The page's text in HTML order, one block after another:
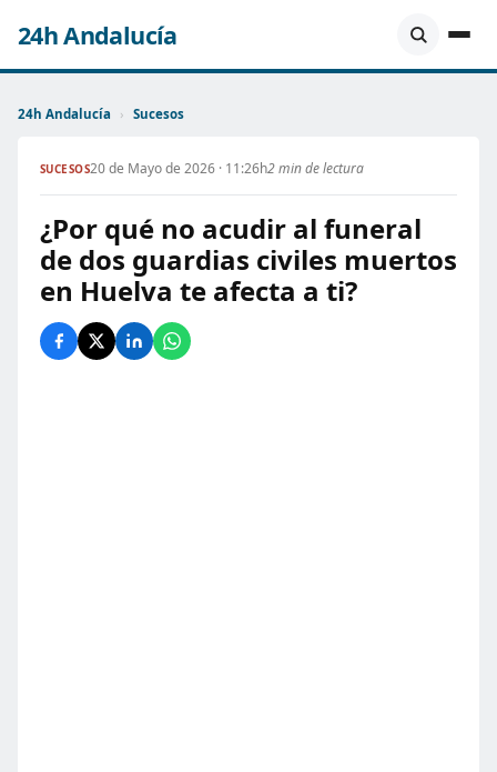
24h Andalucía
24h Andalucía › Sucesos
SUCESOS20 de Mayo de 2026 · 11:26h2 min de lectura
¿Por qué no acudir al funeral
de dos guardias civiles muertos
en Huelva te afecta a ti?